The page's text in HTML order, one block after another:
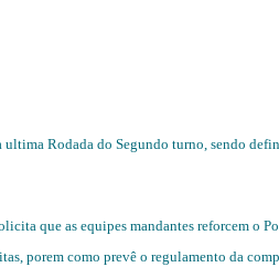
ultima Rodada do Segundo turno, sendo
que as equipes mandantes reforcem o
porem como prevê o regulamento da